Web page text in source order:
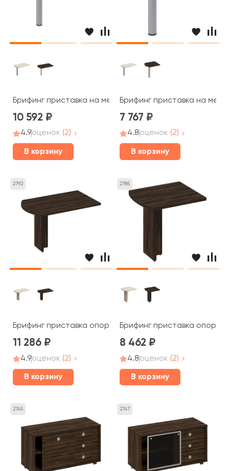
Брифинг приставка на металлической опоре
10 592
4.9оценок (2)
В корзину
Брифинг приставка на
7 767
4.8оценок (2)
В корзину
2792
Брифинг приставка опора ДСП 130x80x75 Борн
11 286
4.9оценок (2)
В корзину
2785
Брифинг приставка опора
8 462
4.8оценок (2)
В корзину
2745 2747